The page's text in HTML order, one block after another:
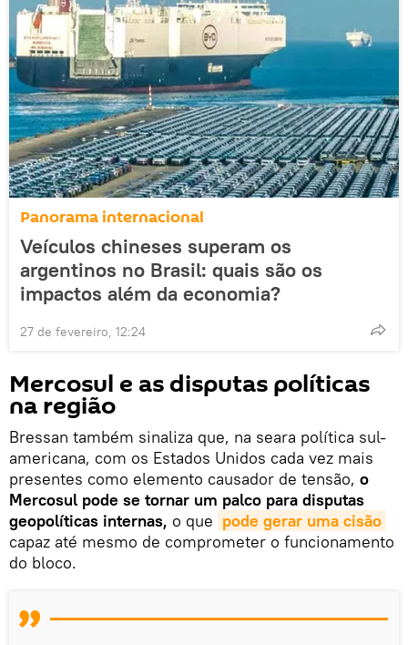
Panorama internacional
Veículos chineses superam os
argentinos no Brasil: quais são os
impactos além da economia?
27 de fevereiro, 12:24
Mercosul e as disputas políticas
na região
Bressan também sinaliza que, na seara política sul-
americana, com os Estados Unidos cada vez mais
presentes como elemento causador de tensão, o
Mercosul pode se tornar um palco para disputas
geopolíticas internas, o que pode gerar uma cisão
capaz até mesmo de comprometer o funcionamento
do bloco.